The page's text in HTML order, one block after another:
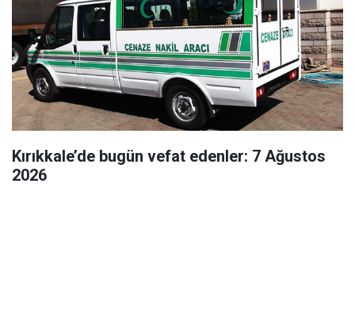
Kırıkkale’de bugün vefat edenler: 7 Ağustos
2026